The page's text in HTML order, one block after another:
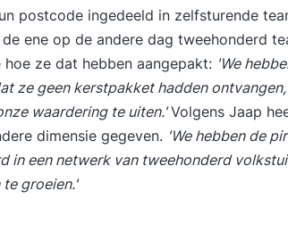
postcode ingedeeld in zelfsturende
ene op de andere dag tweehonderd
ze dat hebben aangepakt: 'We
ze geen kerstpakket hadden
waardering te uiten.'Volgens Jaap
dimensie gegeven. 'We hebben de
in een netwerk van tweehonderd
te groeien.'